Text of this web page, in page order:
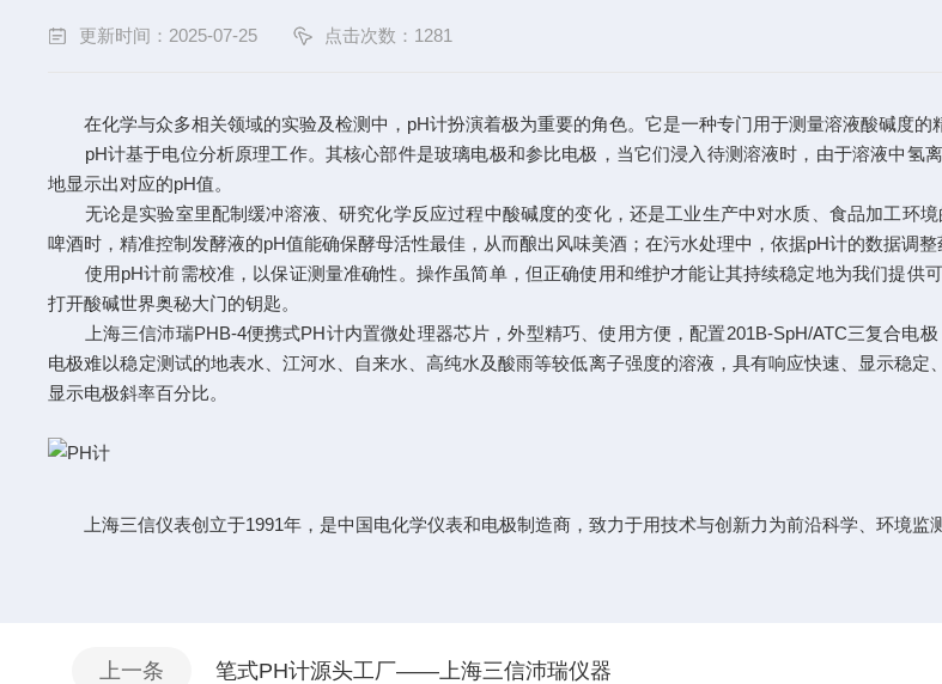
更新时间：2025-07-25 点击次数：1281
在化学与众多相关领域的实验及检测中，pH计扮演着极为重要的角色。它是一种专门用于测量溶液酸碱度的
pH计基于电位分析原理工作。其核心部件是玻璃电极和参比电极，当它们浸入待测溶液时，由于溶液中氢
地显示出对应的pH值。
无论是实验室里配制缓冲溶液、研究化学反应过程中酸碱度的变化，还是工业生产中对水质、食品加工环
啤酒时，精准控制发酵液的pH值能确保酵母活性最佳，从而酿出风味美酒；在污水处理中，依据pH计的数据调整
使用pH计前需校准，以保证测量准确性。操作虽简单，但正确使用和维护才能让其持续稳定地为我们提供
打开酸碱世界奥秘大门的钥匙。
上海三信沛瑞PHB-4便携式PH计内置微处理器芯片，外型精巧、使用方便，配置201B-SpH/ATC三复合电
电极难以稳定测试的地表水、江河水、自来水、高纯水及酸雨等较低离子强度的溶液，具有响应快速、显示稳
显示电极斜率百分比。
上海三信仪表创立于1991年，是中国电化学仪表和电极制造商，致力于用技术与创新力为前沿科学、环境监
上一条 笔式PH计源头工厂——上海三信沛瑞仪器